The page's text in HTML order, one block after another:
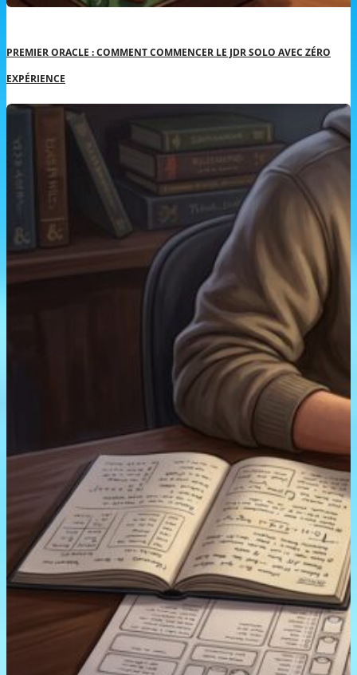
PREMIER ORACLE : COMMENT COMMENCER LE JDR SOLO AVEC ZÉRO
EXPÉRIENCE